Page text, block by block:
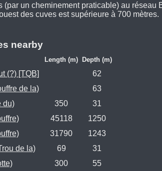
un cheminement praticable) au réseau
des cuves est supérieure à 700 mètres.
nearby
Length (m) Depth (m)
(?) [TQB]
62
de la)
63
du) 350
31
45118
1250
31790
1243
de la) 69
31
300 55